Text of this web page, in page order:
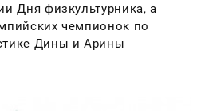
Дня физкультурника, а
чемпионок по
Дины и Арины